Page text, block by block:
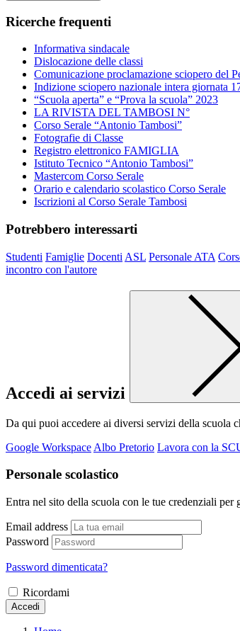
Ricerche frequenti
Informativa sindacale
Dislocazione delle classi
Comunicazione proclamazione sciopero del
Indizione sciopero nazionale intera giornata
“Scuola aperta” e “Prova la scuola” 2023
LA RIVISTA DEL TAMBOSI N°
Corso Serale “Antonio Tambosi”
Fotografie di Classe
Registro elettronico FAMIGLIA
Istituto Tecnico “Antonio Tambosi”
Mastercom Corso Serale
Orario e calendario scolastico Corso Serale
Iscrizioni al Corso Serale Tambosi
Potrebbero interessarti
Studenti Famiglie Docenti ASL Personale ATA
incontro con l'autore
Accedi ai servizi
Da qui puoi accedere ai diversi servizi della scuola
Google Workspace Albo Pretorio Lavora con la
Personale scolastico
Entra nel sito della scuola con le tue credenziali
Email address
Password
Password dimenticata?
Ricordami
Accedi